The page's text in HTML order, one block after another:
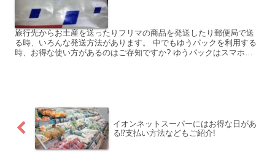
旅行先からお土産を送ったりフリマの商品を発送したり郵便局で送
る時、いろんな発送方法があります。 中でもゆうパックを利用する
時、お得な使い方があるのはご存知ですか? ゆうパックはスマホ割
イオンネットスーパーにはお得な日があ
る⁉支払い方法などもご紹介!